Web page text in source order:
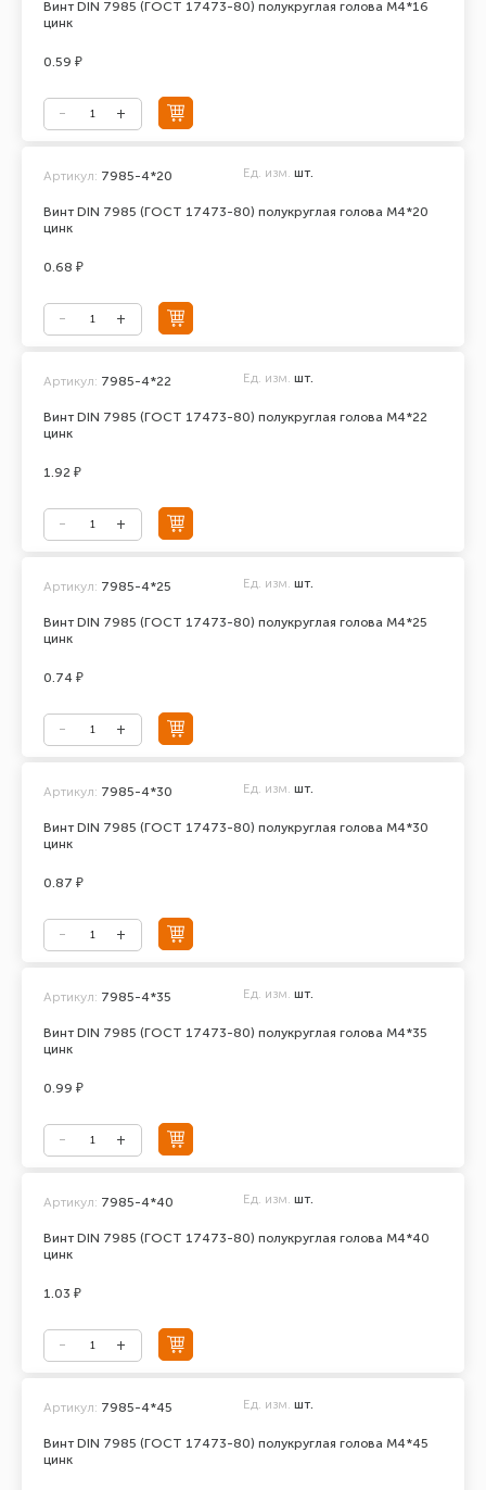
Винт DIN 7985 (ГОСТ 17473-80) полукруглая голова М4*16
цинк
0.59 ₽
Винт DIN 7985 (ГОСТ 17473-80) полукруглая голова М4*20
цинк
Артикул: 7985-4*20 Ед. изм. шт.
0.68 ₽
Винт DIN 7985 (ГОСТ 17473-80) полукруглая голова М4*22
цинк
Артикул: 7985-4*22 Ед. изм. шт.
1.92 ₽
Винт DIN 7985 (ГОСТ 17473-80) полукруглая голова М4*25
цинк
Артикул: 7985-4*25 Ед. изм. шт.
0.74 ₽
Винт DIN 7985 (ГОСТ 17473-80) полукруглая голова М4*30
цинк
Артикул: 7985-4*30 Ед. изм. шт.
0.87 ₽
Винт DIN 7985 (ГОСТ 17473-80) полукруглая голова М4*35
цинк
Артикул: 7985-4*35 Ед. изм. шт.
0.99 ₽
Винт DIN 7985 (ГОСТ 17473-80) полукруглая голова М4*40
цинк
Артикул: 7985-4*40 Ед. изм. шт.
1.03 ₽
Винт DIN 7985 (ГОСТ 17473-80) полукруглая голова М4*45
цинк
Артикул: 7985-4*45 Ед. изм. шт.